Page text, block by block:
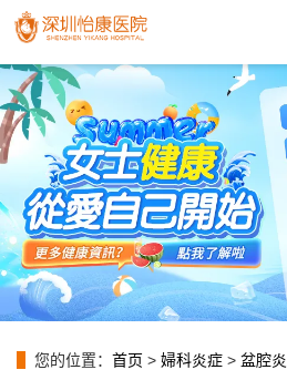
您的位置： 首页 > 婦科炎症 > 盆腔炎